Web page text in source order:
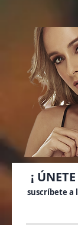
¡
suscríbete a